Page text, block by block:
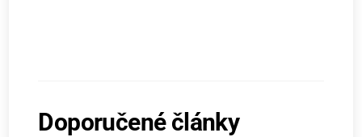
Doporučené články